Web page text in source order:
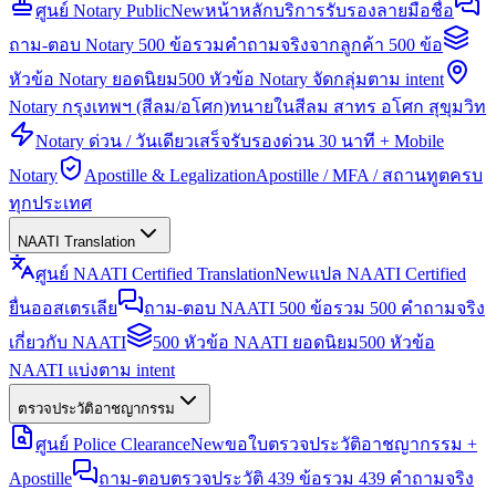
ศูนย์ Notary PublicNewหน้าหลักบริการรับรองลายมือชื่อ
ถาม-ตอบ Notary 500 ข้อรวมคำถามจริงจากลูกค้า 500 ข้อ
หัวข้อ Notary ยอดนิยม500 หัวข้อ Notary จัดกลุ่มตาม intent
Notary กรุงเทพฯ (สีลม/อโศก)ทนายในสีลม สาทร อโศก สุขุมวิท
Notary ด่วน / วันเดียวเสร็จรับรองด่วน 30 นาที + Mobile
Notary
Apostille & LegalizationApostille / MFA / สถานทูตครบ
ทุกประเทศ
NAATI Translation
ศูนย์ NAATI Certified TranslationNewแปล NAATI Certified
ยื่นออสเตรเลีย
ถาม-ตอบ NAATI 500 ข้อรวม 500 คำถามจริง
เกี่ยวกับ NAATI
500 หัวข้อ NAATI ยอดนิยม500 หัวข้อ
NAATI แบ่งตาม intent
ตรวจประวัติอาชญากรรม
ศูนย์ Police ClearanceNewขอใบตรวจประวัติอาชญากรรม +
Apostille
ถาม-ตอบตรวจประวัติ 439 ข้อรวม 439 คำถามจริง